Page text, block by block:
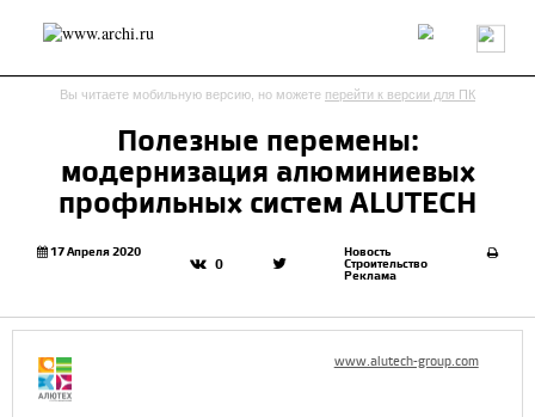
Россия Мир Технологии Интерьер Пресса
Архитекторы
send.project Анонсы конкурсов
Блог
Журнал
Интервью
Обзор
Объект
Результаты конкурса
Архитектура
Эко
Вы читаете мобильную версию, но можете перейти к версии для ПК
Полезные перемены:
модернизация алюминиевых
профильных систем ALUTECH
17 Апреля 2020
0
Новость
Строительство
Реклама
www.alutech-group.com